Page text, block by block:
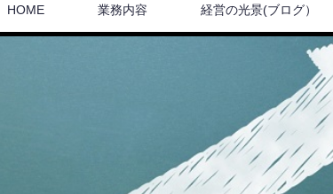
HOME 業務内容 経営の光景(ブログ）